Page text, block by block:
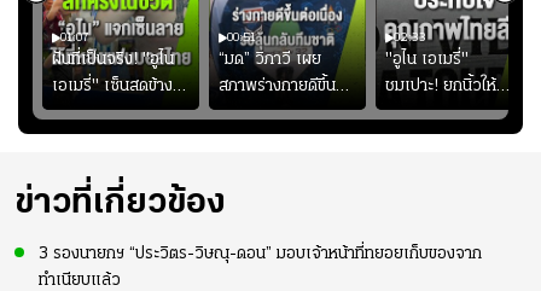
01:07
ฝันที่เป็นจริง! "อูไน
เอเมรี่" เซ็นสดข้าง
รอยสักบนแผ่นหลัง
"คุณเต๊ะ" แฟนพันธุ์
00:51
“มด” วิภาวี เผย
สภาพร่างกายดีขึ้น
อย่างต่อเนื่อง พร้อม
พยายามลงสนามให้
ความมั่นใจ
02:33
"อูไน เอเมรี่"
ชมเปาะ! ยกนิ้วให้
แท็กติกบีจี แฮปปี้
สุดๆ กับการเยือนไทย
ข่าวที่เกี่ยวข้อง
3 รองนายกฯ “ประวิตร-วิษณุ-ดอน” มอบเจ้าหน้าที่ทยอยเก็บของจาก
ทำเนียบแล้ว